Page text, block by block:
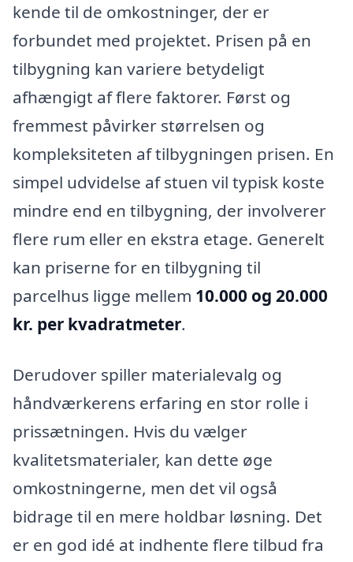
kende til de omkostninger, der er
forbundet med projektet. Prisen på en
tilbygning kan variere betydeligt
afhængigt af flere faktorer. Først og
fremmest påvirker størrelsen og
kompleksiteten af tilbygningen prisen. En
simpel udvidelse af stuen vil typisk koste
mindre end en tilbygning, der involverer
flere rum eller en ekstra etage. Generelt
kan priserne for en tilbygning til
parcelhus ligge mellem 10.000 og 20.000
kr. per kvadratmeter.
Derudover spiller materialevalg og
håndværkerens erfaring en stor rolle i
prissætningen. Hvis du vælger
kvalitetsmaterialer, kan dette øge
omkostningerne, men det vil også
bidrage til en mere holdbar løsning. Det
er en god idé at indhente flere tilbud fra